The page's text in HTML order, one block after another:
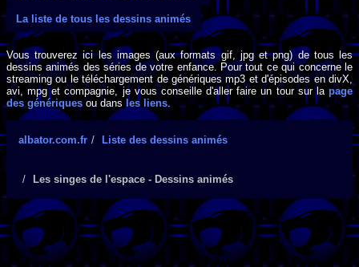
La liste de tous les dessins animés
Vous trouverez ici les images (aux formats gif, jpg et png) de tous les
dessins animés des séries de votre enfance. Pour tout ce qui concerne le
streaming ou le téléchargement de génériques mp3 et d'épisodes en divX,
avi, mpg et compagnie, je vous conseille d'aller faire un tour sur la page
des génériques ou dans les liens.
albator.com.fr Liste des dessins animés
Les singes de l'espace - Dessins animés